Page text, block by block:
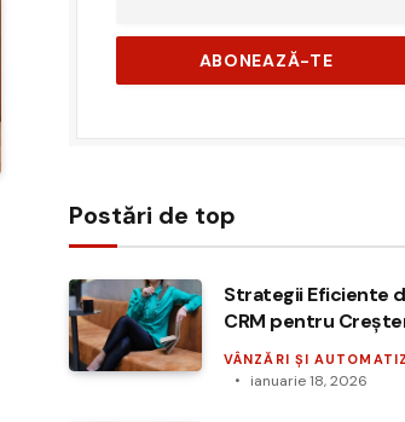
Postări de top
Strategii Eficiente
CRM pentru
Vânzărilor în E-
VÂNZĂRI ȘI
ianuarie 18, 2026